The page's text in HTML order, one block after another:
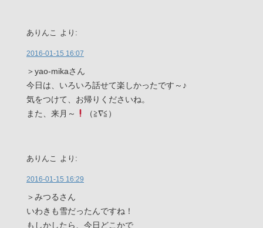
ありんこ より:
2016-01-15 16:07
＞yao-mikaさん
今日は、いろいろ話せて楽しかったです～♪
気をつけて、お帰りくださいね。
また、来月～
（≧∇≦）
ありんこ より:
2016-01-15 16:29
＞みつるさん
いわきも雪だったんですね！
もしかしたら、今日どこかで